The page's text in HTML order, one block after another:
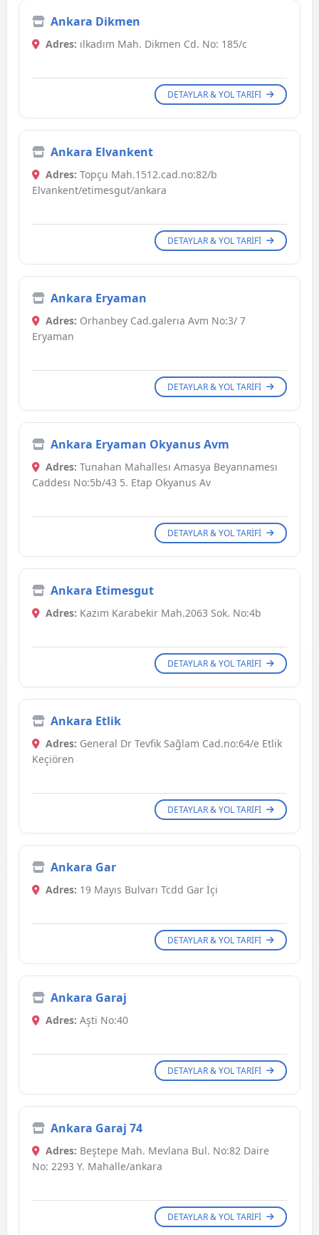
Ankara Dikmen
Adres: ılkadım Mah. Dikmen Cd. No: 185/c
DETAYLAR & YOL TARIFI
Ankara Elvankent
Adres: Topçu Mah.1512.cad.no:82/b
Elvankent/etimesgut/ankara
DETAYLAR & YOL TARIFI
Ankara Eryaman
Adres: Orhanbey Cad.galerıa Avm No:3/ 7
Eryaman
DETAYLAR & YOL TARIFI
Ankara Eryaman Okyanus Avm
Adres: Tunahan Mahallesı Amasya Beyannamesı
Caddesı No:5b/43 5. Etap Okyanus Av
DETAYLAR & YOL TARIFI
Ankara Etimesgut
Adres: Kazım Karabekir Mah.2063 Sok. No:4b
DETAYLAR & YOL TARIFI
Ankara Etlik
Adres: General Dr Tevfik Sağlam Cad.no:64/e Etlik
Keçiören
DETAYLAR & YOL TARIFI
Ankara Gar
Adres: 19 Mayıs Bulvarı Tcdd Gar İçi
DETAYLAR & YOL TARIFI
Ankara Garaj
Adres: Aşti No:40
DETAYLAR & YOL TARIFI
Ankara Garaj 74
Adres: Beştepe Mah. Mevlana Bul. No:82 Daire
No: 2293 Y. Mahalle/ankara
DETAYLAR & YOL TARIFI